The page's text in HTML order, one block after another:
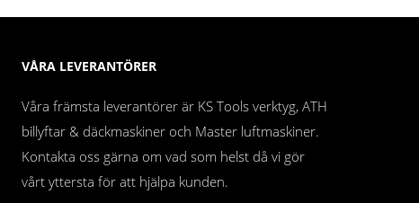
VÅRA LEVERANTÖRER
Våra främsta leverantörer är KS Tools verktyg, ATH
billyftar & däckmaskiner och Master luftmaskiner.
Kontakta oss gärna om vad som helst då vi gör
vårt yttersta för att hjälpa kunden.